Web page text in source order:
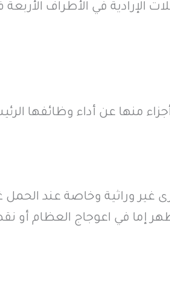
في الأطراف الأربعة في
منها عن أداء وظائفها
غير وراثية وخاصة عند الحمل
إما في اعوجاج العظام أو